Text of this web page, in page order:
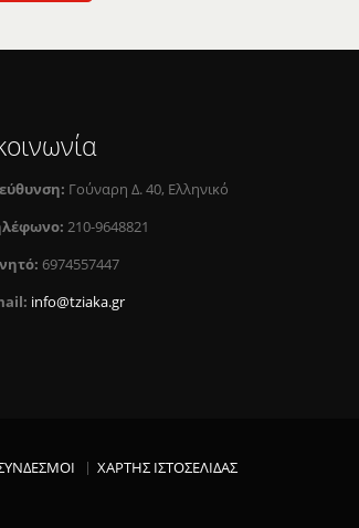
Γούναρη Δ. 40, Ελληνικό
210-9648821
6974557447
info@tziaka.gr
ΧΑΡΤΗΣ ΙΣΤΟΣΕΛΙΔΑΣ